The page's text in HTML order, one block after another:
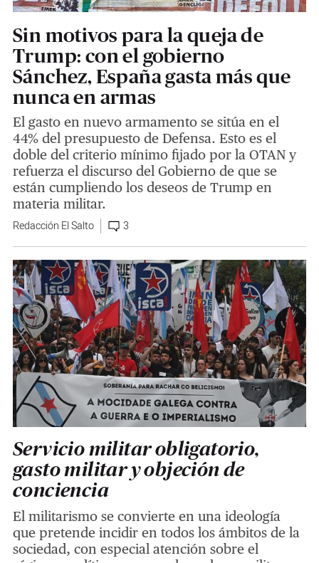
Sin motivos para la queja de
Trump: con el gobierno
Sánchez, España gasta más que
nunca en armas
El gasto en nuevo armamento se sitúa en el
44% del presupuesto de Defensa. Esto es el
doble del criterio mínimo fijado por la OTAN y
refuerza el discurso del Gobierno de que se
están cumpliendo los deseos de Trump en
materia militar.
Redacción El Salto 3
Servicio militar obligatorio,
gasto militar y objeción de
conciencia
El militarismo se convierte en una ideología
que pretende incidir en todos los ámbitos de la
sociedad, con especial atención sobre el